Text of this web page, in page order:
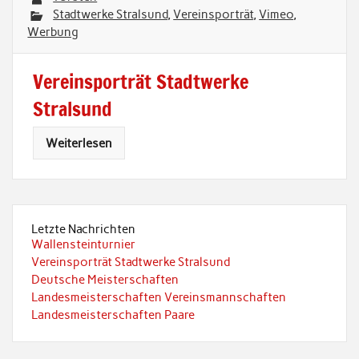
Stadtwerke Stralsund,Vereinsporträt,Vimeo,
Werbung
Vereinsporträt Stadtwerke
Stralsund
Weiterlesen
Letzte Nachrichten
Wallensteinturnier
Vereinsporträt Stadtwerke Stralsund
Deutsche Meisterschaften
Landesmeisterschaften Vereinsmannschaften
Landesmeisterschaften Paare